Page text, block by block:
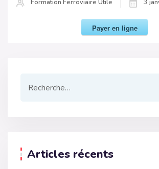
Formation Ferroviaire Utile
3
Payer en ligne
Articles récents